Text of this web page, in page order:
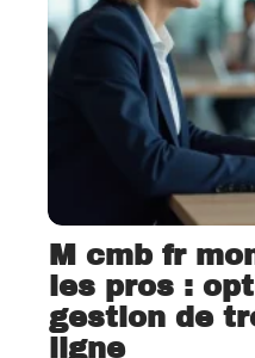
M cmb fr
les pros :
gestion de
ligne